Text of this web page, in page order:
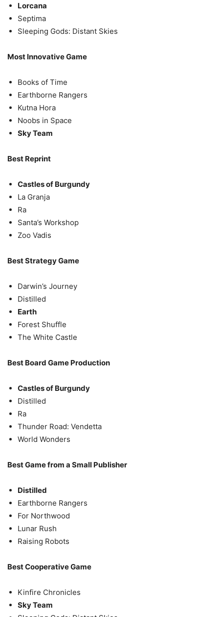
Lorcana
Septima
Sleeping Gods: Distant Skies
Most Innovative Game
Books of Time
Earthborne Rangers
Kutna Hora
Noobs in Space
Sky Team
Best Reprint
Castles of Burgundy
La Granja
Ra
Santa’s Workshop
Zoo Vadis
Best Strategy Game
Darwin’s Journey
Distilled
Earth
Forest Shuffle
The White Castle
Best Board Game Production
Castles of Burgundy
Distilled
Ra
Thunder Road: Vendetta
World Wonders
Best Game from a Small Publisher
Distilled
Earthborne Rangers
For Northwood
Lunar Rush
Raising Robots
Best Cooperative Game
Kinfire Chronicles
Sky Team